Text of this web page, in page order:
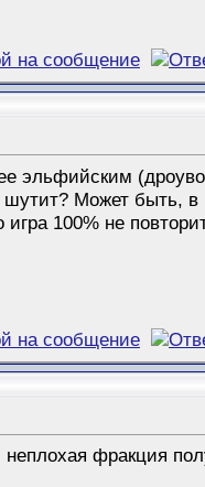
эльфийским
Может быть, в
100% не
фракция